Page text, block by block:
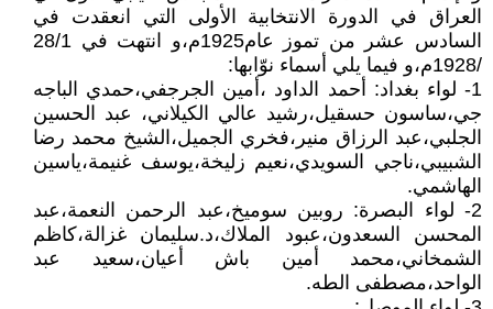
العراق في الدورة الانتخابية الأولى التي انعقدت في
السادس عشر من تموز عام1925م،و انتهت في 28/1
/1928م،و فيما يلي أسماء نوّابها:
1- لواء بغداد: أحمد الداود ،أمين الجرجفي،حمدي الباجه
جي،ساسون حسقيل،رشيد عالي الكيلاني، عبد الحسين
الجلبي،عبد الرزاق منير،فخري الجميل،الشيخ محمد رضا
الشبيبي،ناجي السويدي،نعيم زليخة،يوسف غنيمة،ياسين
الهاشمي.
2- لواء البصرة: روبين سوميخ،عبد الرحمن النعمة،عبد
المحسن السعدون،عبود الملاك،د.سليمان غزالة،كاظم
الشمخاني،محمد أمين باش أعيان،سعيد عبد
الواحد،مصطفى الطه.